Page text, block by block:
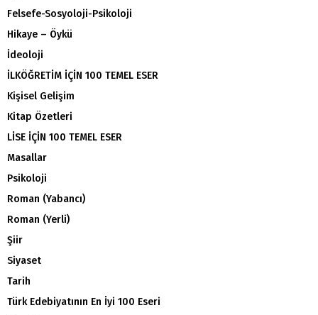
Felsefe-Sosyoloji-Psikoloji
Hikaye – Öykü
İdeoloji
İLKÖĞRETİM İÇİN 100 TEMEL ESER
Kişisel Gelişim
Kitap Özetleri
LİSE İÇİN 100 TEMEL ESER
Masallar
Psikoloji
Roman (Yabancı)
Roman (Yerli)
Şiir
Siyaset
Tarih
Türk Edebiyatının En İyi 100 Eseri